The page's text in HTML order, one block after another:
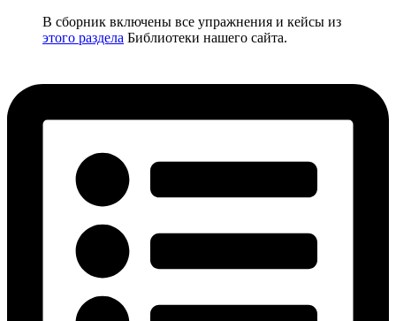
В сборник включены все упражнения и кейсы из
этого раздела Библиотеки нашего сайта.